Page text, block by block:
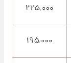
۲۲۵,۰۰۰
۱۹۵,۰۰۰